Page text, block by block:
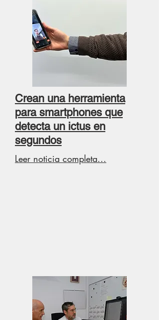
Crean una herramienta
para smartphones que
detecta un ictus en
segundos
Leer noticia completa...